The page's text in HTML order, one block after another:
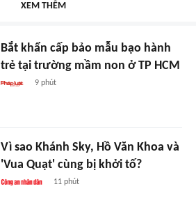
XEM THÊM
Bắt khẩn cấp bảo mẫu bạo hành
trẻ tại trường mầm non ở TP HCM
9 phút
Vì sao Khánh Sky, Hồ Văn Khoa và
'Vua Quạt' cùng bị khởi tố?
11 phút